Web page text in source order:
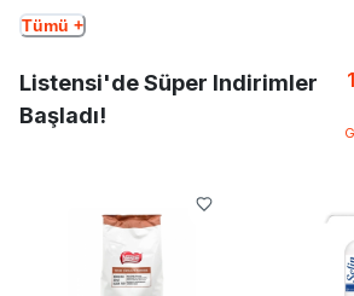
Tümü +
Listensi'de Süper Indirimler
Başladı!